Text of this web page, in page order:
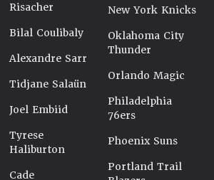
Risacher
Bilal Coulibaly
Alexandre Sarr
Tidjane Salaün
Joel Embiid
Tyrese
Haliburton
Cade
New York Knicks
Oklahoma City
Thunder
Orlando Magic
Philadelphia
76ers
Phoenix Suns
Portland Trail